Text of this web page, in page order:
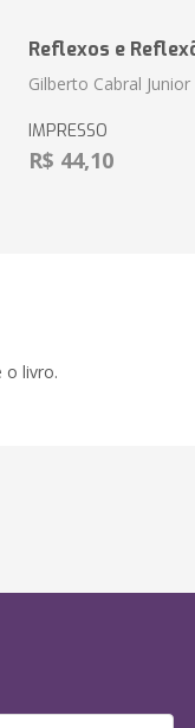
Reflexos e
Gilberto Cabral Junior
IMPRESSO
R$ 44,10
o livro.